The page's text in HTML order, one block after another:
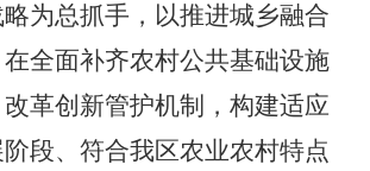
为总抓手，以推进城乡融合
全面补齐农村公共基础设施
革创新管护机制，构建适应
段、符合我区农业农村特点